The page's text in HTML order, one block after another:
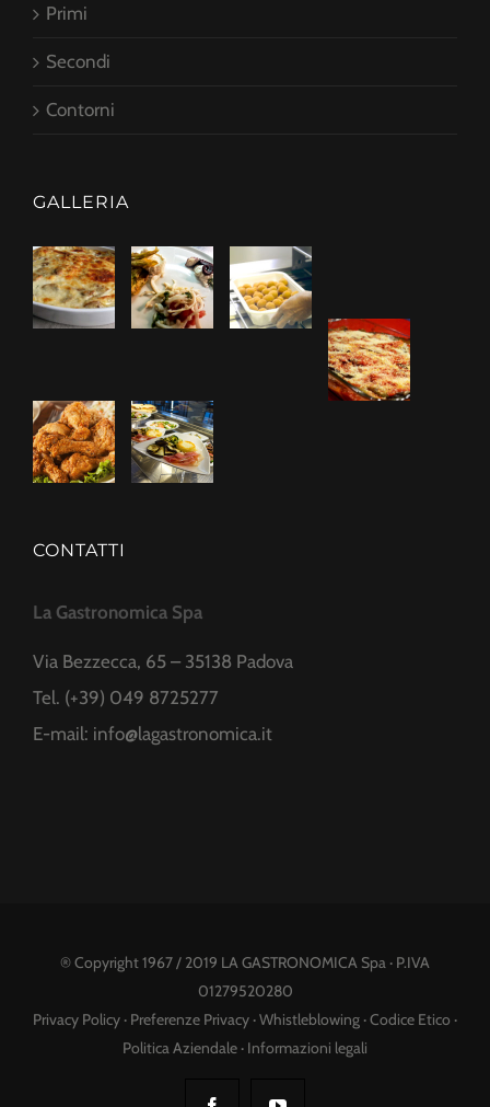
Primi
Secondi
Contorni
GALLERIA
CONTATTI
La Gastronomica Spa
Via Bezzecca, 65 – 35138 Padova
Tel. (+39) 049 8725277
E-mail: info@lagastronomica.it
® Copyright 1967 / 2019 LA GASTRONOMICA Spa · P.IVA
01279520280
Privacy Policy · Preferenze Privacy ·Whistleblowing ·Codice Etico ·
Politica Aziendale · Informazioni legali